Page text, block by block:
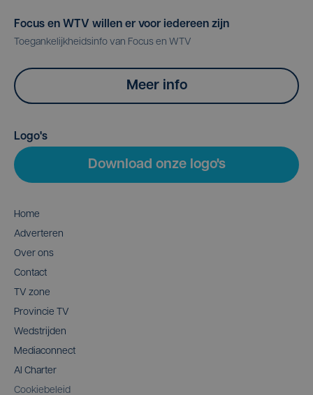
Focus en WTV willen er voor iedereen zijn
Toegankelijkheidsinfo van Focus en WTV
Meer info
Logo's
Download onze logo's
Home
Adverteren
Over ons
Contact
TV zone
Provincie TV
Wedstrijden
Mediaconnect
AI Charter
Cookiebeleid